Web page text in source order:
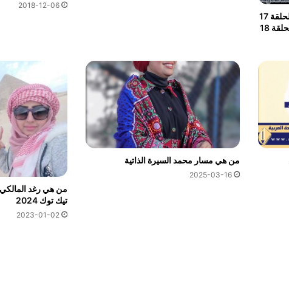
مشاهدة مسلسل شباب البومب 12 الحلقة 17
2018-12-06
من هي مسار محمد السيرة الذاتية
2025-03-16
من هي رغد المالكي
تيك توك 2024
2023-01-02